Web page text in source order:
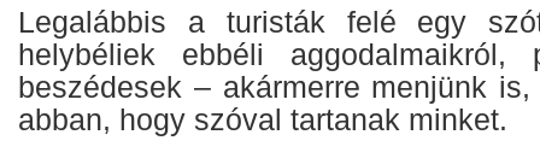
Legalábbis a turisták felé egy
helybéliek ebbéli
beszédesek – akármerre menjünk
abban, hogy szóval tartanak minket.